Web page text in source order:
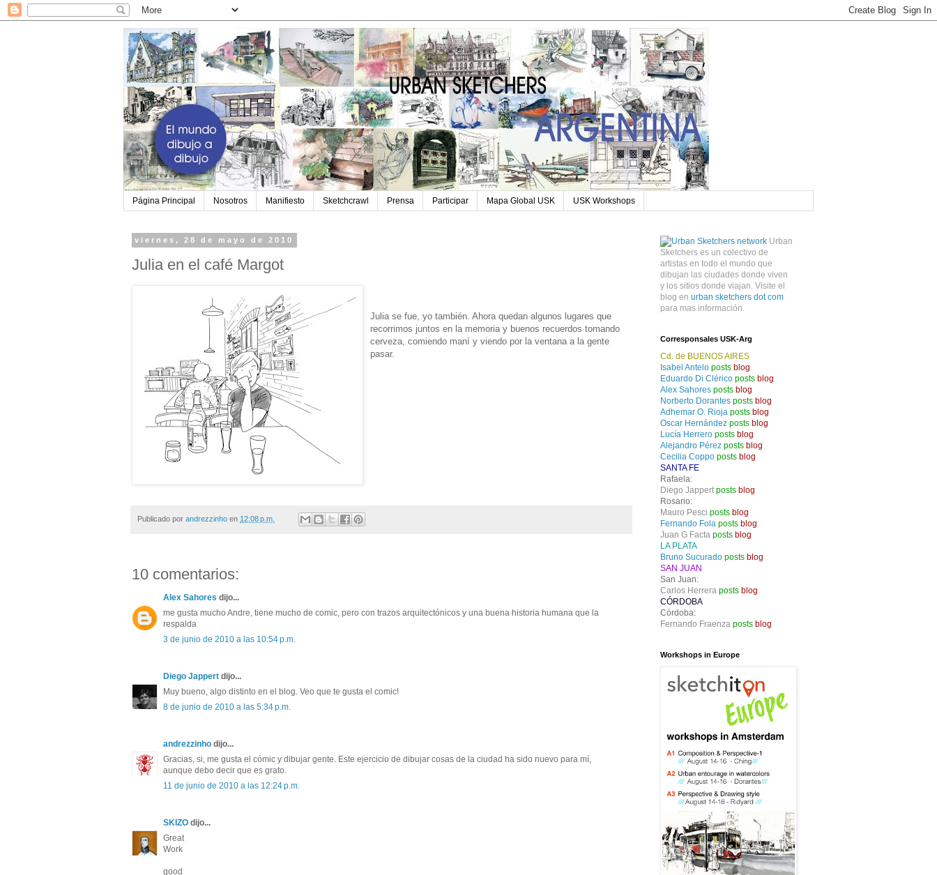
Página Principal Nosotros Manifiesto Sketchcrawl Prensa Participar Mapa Global USK USK Workshops
viernes, 28 de mayo de 2010
Julia en el café Margot
Julia se fue, yo también. Ahora quedan algunos lugares que
recorrimos juntos en la memoria y buenos recuerdos tomando
cerveza, comiendo maní y viendo por la ventana a la gente
pasar.
Publicado por andrezzinho en 12:08 p.m.
10 comentarios:
Alex Sahores dijo...
me gusta mucho Andre, tiene mucho de comic, pero con trazos arquitectónicos y una buena historia humana que la
respalda
3 de junio de 2010 a las 10:54 p.m.
Diego Jappert dijo...
Muy bueno, algo distinto en el blog. Veo que te gusta el comic!
8 de junio de 2010 a las 5:34 p.m.
andrezzinho dijo...
Gracias, si, me gusta el cómic y dibujar gente. Este ejercicio de dibujar cosas de la ciudad ha sido nuevo para mí,
aunque debo decir que es grato.
11 de junio de 2010 a las 12:24 p.m.
SKIZO dijo...
Great
Work
good
Urban
Sketchers es un colectivo de
artistas en todo el mundo que
dibujan las ciudades donde viven
y los sitios donde viajan. Visite el
blog en urban sketchers dot com
para mas información.
Corresponsales USK-Arg
Cd. de BUENOS AIRES
Isabel Antelo posts blog
Eduardo Di Clérico posts blog
Alex Sahores posts blog
Norberto Dorantes posts blog
Adhemar O. Rioja posts blog
Oscar Hernández posts blog
Lucía Herrero posts blog
Alejandro Pérez posts blog
Cecilia Coppo posts blog
SANTA FE
Rafaela:
Diego Jappert posts blog
Rosario:
Mauro Pesci posts blog
Fernando Fola posts blog
Juan G Facta posts blog
LA PLATA
Bruno Sucurado posts blog
SAN JUAN
San Juan:
Carlos Herrera posts blog
CÓRDOBA
Córdoba:
Fernando Fraenza posts blog
Workshops in Europe